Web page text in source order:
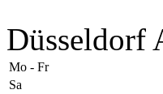
Düsseldorf
Mo - Fr
Sa